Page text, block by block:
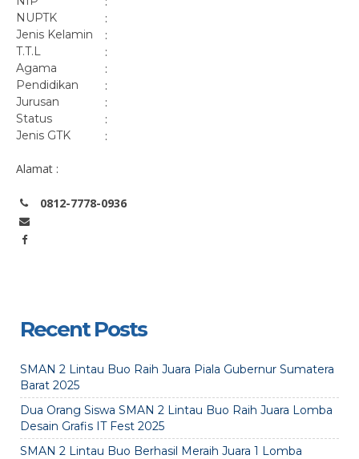
NUPTK :
Jenis Kelamin :
T.T.L :
Agama :
Pendidikan :
Jurusan :
Status :
Jenis GTK :
Alamat :
0812-7778-0936
Recent Posts
SMAN 2 Lintau Buo Raih Juara Piala Gubernur Sumatera
Barat 2025
Dua Orang Siswa SMAN 2 Lintau Buo Raih Juara Lomba
Desain Grafis IT Fest 2025
SMAN 2 Lintau Buo Berhasil Meraih Juara 1 Lomba